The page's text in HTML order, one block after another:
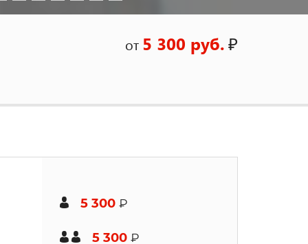
от 5 300 руб.₽
5 300 ₽
5 300 ₽